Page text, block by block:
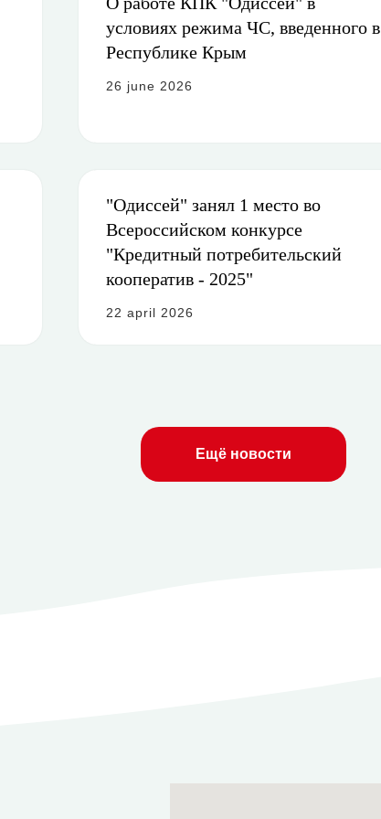
условиях режима ЧС, введенного в
Республике Крым
26 june 2026
"Одиссей" занял 1 место во
Всероссийском конкурсе
"Кредитный потребительский
кооператив - 2025"
22 april 2026
Ещё новости